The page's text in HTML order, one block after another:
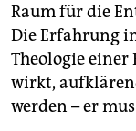
Raum für die
Die Erfahrung
Theologie einer
wirkt,
werden – er